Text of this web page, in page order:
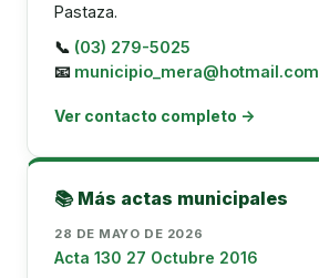
Pastaza.
📞 (03) 279-5025
📧 municipio_mera@hotmail.com
Ver contacto completo →
📚 Más actas municipales
28 DE MAYO DE 2026
Acta 130 27 Octubre 2016